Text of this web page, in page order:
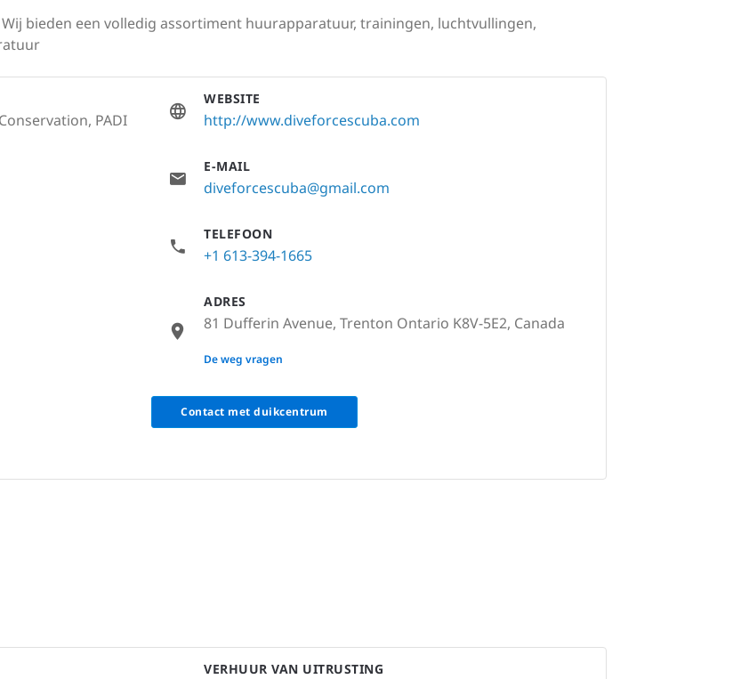
bieden een volledig assortiment huurapparatuur, trainingen, luchtvullingen,
PADI
WEBSITE
http://www.diveforcescuba.com
E-MAIL
diveforcescuba@gmail.com
TELEFOON
+1 613-394-1665
ADRES
81 Dufferin Avenue, Trenton Ontario K8V-5E2, Canada
None
De weg vragen
Contact met duikcentrum
VERHUUR VAN UITRUSTING